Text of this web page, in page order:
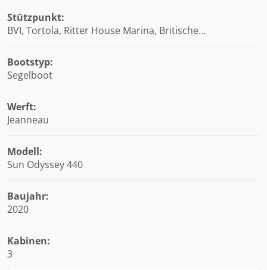
Stützpunkt:
BVI, Tortola, Ritter House Marina, Britische
Bootstyp:
Segelboot
Werft:
Jeanneau
Modell:
Sun Odyssey 440
Baujahr:
2020
Kabinen:
3